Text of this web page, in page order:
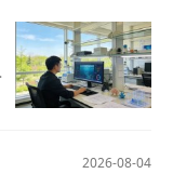
2026-08-04